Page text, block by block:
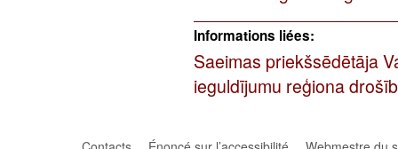
Informations liées:
Saeimas priekšsēdētāja
ieguldījumu reģiona